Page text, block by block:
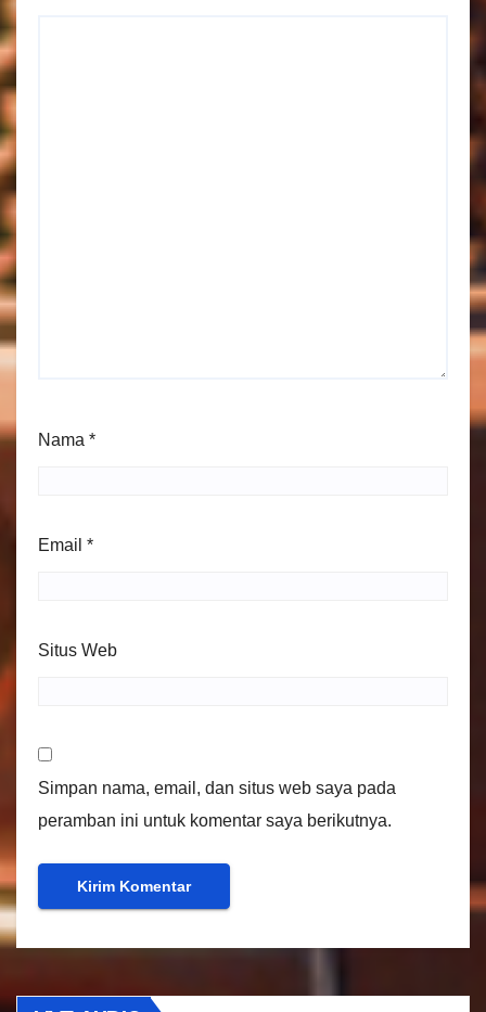
Nama *
Email *
Situs Web
Simpan nama, email, dan situs web saya pada
peramban ini untuk komentar saya berikutnya.